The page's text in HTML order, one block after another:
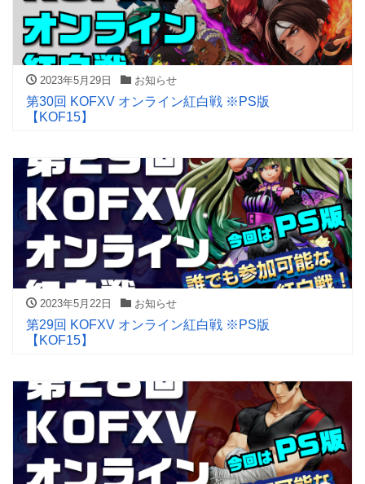
2023年5月29日 お知らせ
第30回 KOFXV オンライン紅白戦 ※PS版
【KOF15】
2023年5月22日 お知らせ
第29回 KOFXV オンライン紅白戦 ※PS版
【KOF15】